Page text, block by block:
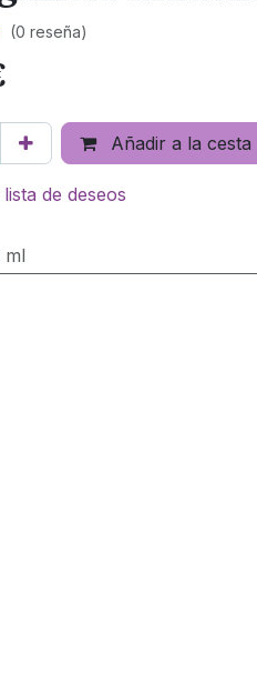
(0 reseña)
Añadir a la cesta
de deseos
ml